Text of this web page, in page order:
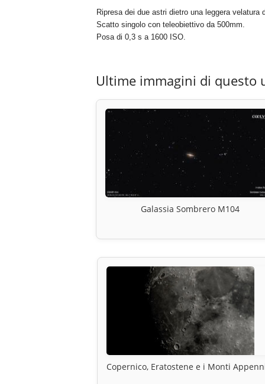
Ripresa dei due astri dietro una leggera velatura
Scatto singolo con teleobiettivo da 500mm.
Posa di 0,3 s a 1600 ISO.
Ultime immagini di questo
Galassia Sombrero M104
Copernico, Eratostene e i Monti